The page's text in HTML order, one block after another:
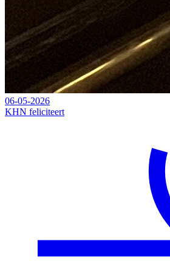
06-05-2026
KHN feliciteert